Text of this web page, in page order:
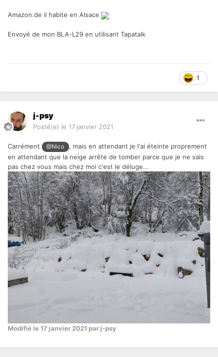
Amazon.de il habite en Alsace
Envoyé de mon BLA-L29 en utilisant Tapatalk
1
j-psy
Posté(e) le 17 janvier 2021
Carrément @Nico
, mais en attendant je l'ai éteinte proprement
en attendant que la neige arrête de tomber parce que je ne sais
pas chez vous mais chez moi c'est le déluge...
Modifié le 17 janvier 2021 par j-psy